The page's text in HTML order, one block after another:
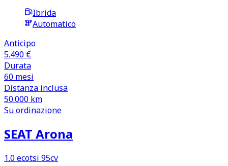
Ibrida
Automatico
Anticipo
5.490 €
Durata
60 mesi
Distanza inclusa
50.000 km
Su ordinazione
SEAT Arona
1.0 ecotsi 95cv